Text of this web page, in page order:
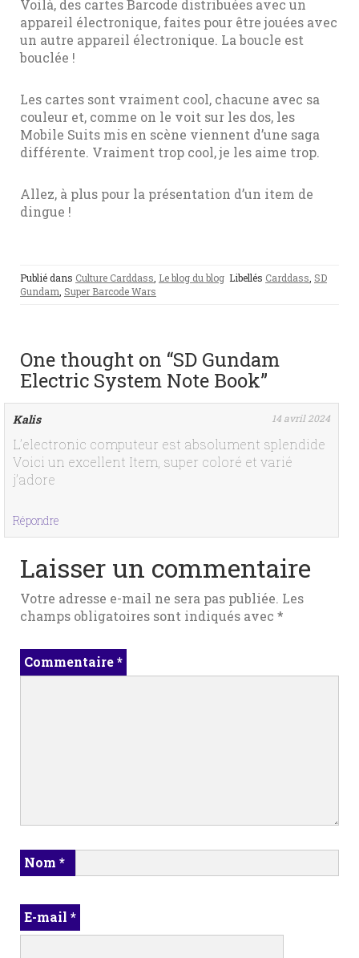
Voilà, des cartes Barcode distribuées avec un
appareil électronique, faites pour être jouées avec
un autre appareil électronique. La boucle est
bouclée !
Les cartes sont vraiment cool, chacune avec sa
couleur et, comme on le voit sur les dos, les
Mobile Suits mis en scène viennent d’une saga
différente. Vraiment trop cool, je les aime trop.
Allez, à plus pour la présentation d’un item de
dingue !
Publié dans Culture Carddass Le blog du blog Libellés Carddass SD
Gundam Super Barcode Wars
One thought on “SD Gundam
Electric System Note Book”
Kalis 14 avril 2024
L’electronic computeur est absolument splendide
Voici un excellent Item, super coloré et varié
j’adore
Répondre
Laisser un commentaire
Votre adresse e-mail ne sera pas publiée. Les
champs obligatoires sont indiqués avec *
Commentaire*
Nom *
E-mail *